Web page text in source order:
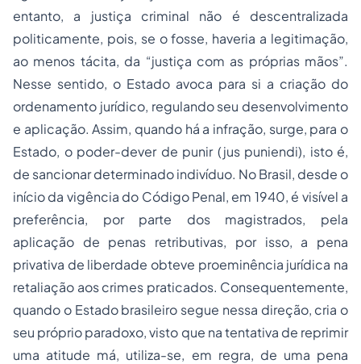
entanto, a justiça criminal não é descentralizada
politicamente, pois, se o fosse, haveria a legitimação,
ao menos tácita, da “justiça com as próprias mãos”.
Nesse sentido, o Estado avoca para si a criação do
ordenamento jurídico, regulando seu desenvolvimento
e aplicação. Assim, quando há a infração, surge, para o
Estado, o poder-dever de punir (jus puniendi), isto é,
de sancionar determinado indivíduo. No Brasil, desde o
início da vigência do Código Penal, em 1940, é visível a
preferência, por parte dos magistrados, pela
aplicação de penas retributivas, por isso, a pena
privativa de liberdade obteve proeminência jurídica na
retaliação aos crimes praticados. Consequentemente,
quando o Estado brasileiro segue nessa direção, cria o
seu próprio paradoxo, visto que na tentativa de reprimir
uma atitude má, utiliza-se, em regra, de uma pena